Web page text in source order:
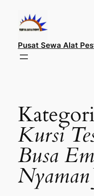
konten
Pusat Sewa Alat
Kursi
Busa
Nyaman